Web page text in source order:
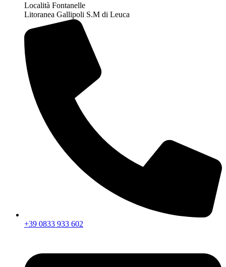
Località Fontanelle
Litoranea Gallipoli S.M di Leuca
+39 0833 933 602